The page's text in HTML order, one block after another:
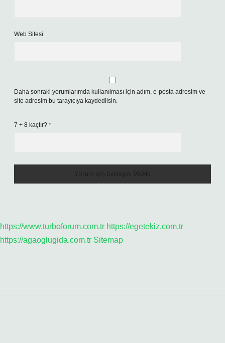
Web Sitesi
Daha sonraki yorumlarımda kullanılması için adım, e-posta adresim ve
site adresim bu tarayıcıya kaydedilsin.
7 + 8 kaçtır? *
https://www.turboforum.com.tr https://egetekiz.com.tr
https://agaoglugida.com.tr Sitemap